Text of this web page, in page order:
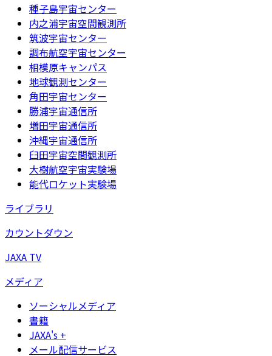
種子島宇宙センター
内之浦宇宙空間観測所
筑波宇宙センター
調布航空宇宙センター
相模原キャンパス
地球観測センター
角田宇宙センター
勝浦宇宙通信所
増田宇宙通信所
沖縄宇宙通信所
臼田宇宙空間観測所
大樹航空宇宙実験場
能代ロケット実験場
ライブラリ
カウントダウン
JAXA TV
メディア
ソーシャルメディア
書籍
JAXA's +
メール配信サービス